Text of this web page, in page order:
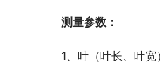
测量参数：
1、叶（叶长、叶